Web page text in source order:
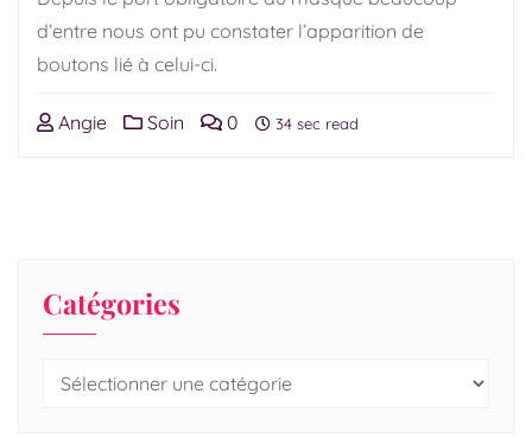
d’entre nous ont pu constater l’apparition de
boutons lié à celui-ci.
Angie Soin 0 34 sec read
Catégories